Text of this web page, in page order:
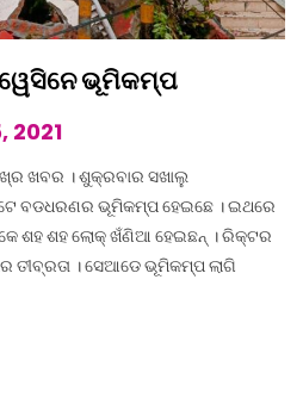
ଭୂମିକମ୍ପ
2021
ଖବର । ଶୁକ୍ରବାର ସଖାଲୁ
ବଡଧରଣର ଭୂମିକମ୍ପ ହେଇଛେ । ଇଥରେ
ଶହ ଶହ ଲୋକ୍ ଖଁଣିଆ ହେଇଛନ୍ । ରିକ୍ଟର
ତୀବ୍ରତା । ସେଆଡେ ଭୂମିକମ୍ପ ଲାଗି